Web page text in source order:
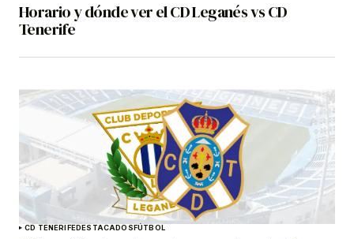
Horario y dónde ver el CD Leganés vs CD
Tenerife
CD TENERIFEDESTACADOS FÚTBOL